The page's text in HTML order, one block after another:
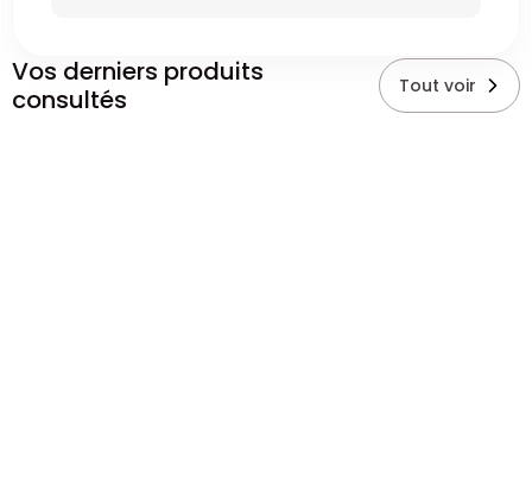
Vos derniers produits
consultés
Tout voir